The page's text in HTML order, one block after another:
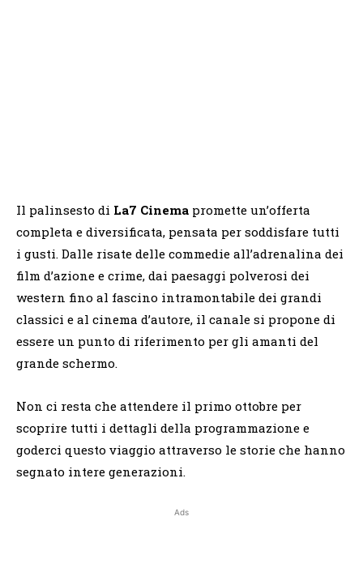
Il palinsesto di La7 Cinema promette un’offerta
completa e diversificata, pensata per soddisfare tutti
i gusti. Dalle risate delle commedie all’adrenalina dei
film d’azione e crime, dai paesaggi polverosi dei
western fino al fascino intramontabile dei grandi
classici e al cinema d’autore, il canale si propone di
essere un punto di riferimento per gli amanti del
grande schermo.
Non ci resta che attendere il primo ottobre per
scoprire tutti i dettagli della programmazione e
goderci questo viaggio attraverso le storie che hanno
segnato intere generazioni.
Ads